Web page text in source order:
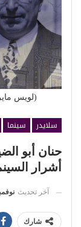
(لويس
سلايدر سينما
حنان أبو
أشرار
آخر تحديث نوفمبر 27,
شارك